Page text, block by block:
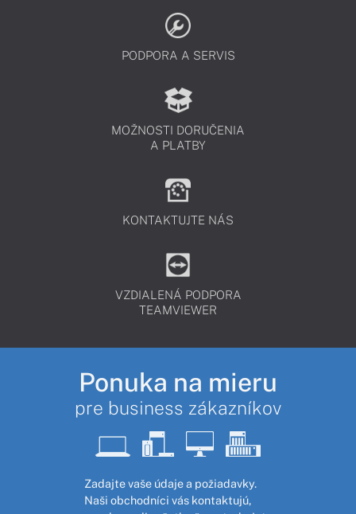
PODPORA A SERVIS
MOŽNOSTI DORUČENIA
A PLATBY
KONTAKTUJTE NÁS
VZDIALENÁ PODPORA
TEAMVIEWER
Ponuka na mieru
pre business zákazníkov
Zadajte vaše údaje a požiadavky.
Naši obchodníci vás kontaktujú,